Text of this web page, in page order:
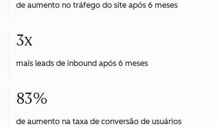
de aumento no tráfego do site após 6 meses
3x
mais leads de inbound após 6 meses
83%
de aumento na taxa de conversão de usuários